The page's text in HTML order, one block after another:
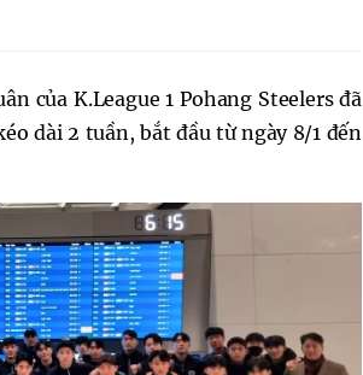
của K.League 1 Pohang Steelers đã
dài 2 tuần, bắt đầu từ ngày 8/1 đến